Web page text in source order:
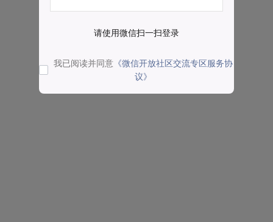
请使用微信扫一扫登录
我已阅读并同意 《微信开放社区交流专区服务协
议》